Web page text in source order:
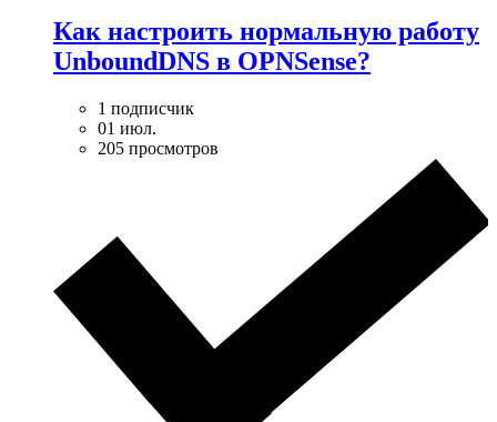
Как настроить нормальную работу
UnboundDNS в OPNSense?
1 подписчик
01 июл.
205 просмотров